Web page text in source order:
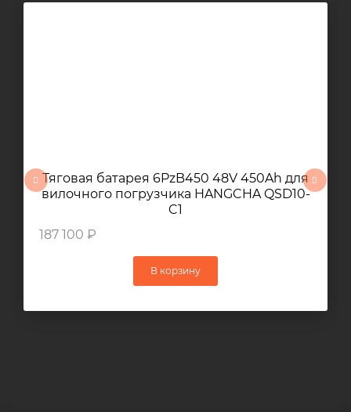
Тяговая батарея 6PzB450 48V 450Ah для
вилочного погрузчика HANGCHA QSD10-
C1
187 100 ₽
В корзину